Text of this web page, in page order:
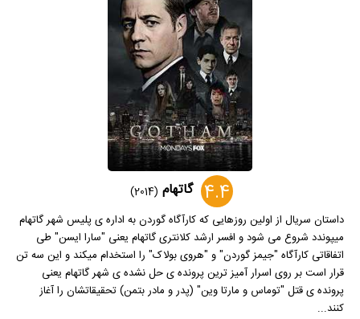
4.4 گاتهام (2014)
داستان سریال از اولین روزهایی که کارآگاه گوردن به اداره ی پلیس شهر گاتهام
میپوندد شروع می شود و افسر ارشد کلانتری گاتهام یعنی "سارا ایسن" طی
اتفاقاتی کارآگاه "جیمز گوردن" و "هروی بولاک" را استخدام میکند و این سه تن
قرار است بر روی اسرار آمیز ترین پرونده ی حل نشده ی شهر گاتهام یعنی
پرونده ی قتل "توماس و مارتا وین" (پدر و مادر بتمن) تحقیقاتشان را آغاز
کنند...